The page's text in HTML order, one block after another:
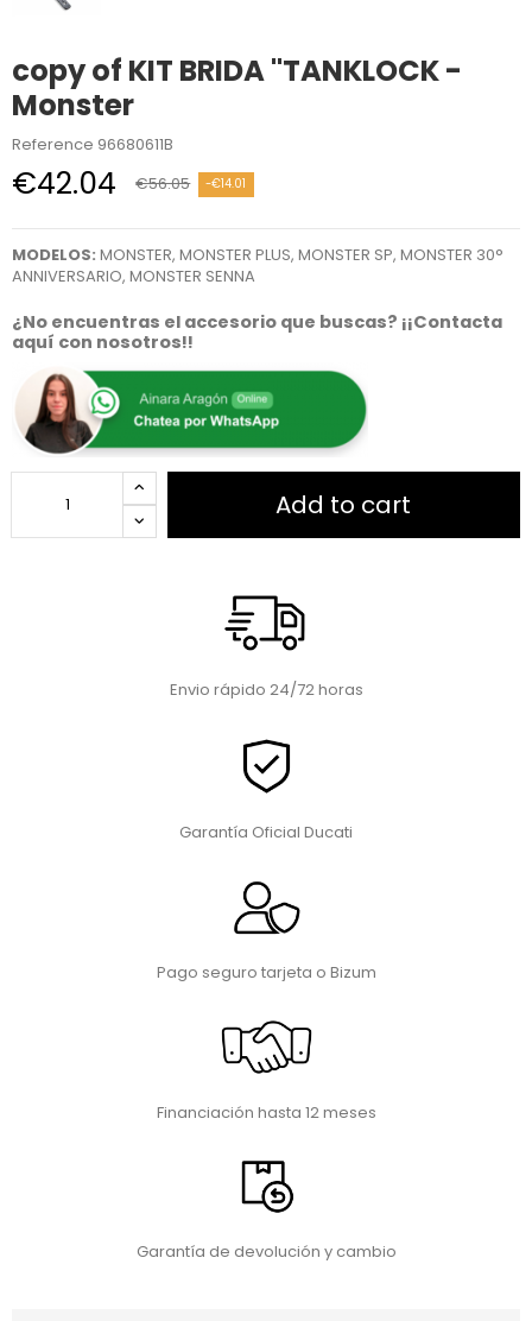
copy of KIT BRIDA "TANKLOCK -
Monster
Reference 96680611B
€42.04 €56.05 -€14.01
MODELOS: MONSTER, MONSTER PLUS, MONSTER SP, MONSTER 30°
ANNIVERSARIO, MONSTER SENNA
¿No encuentras el accesorio que buscas? ¡¡Contacta
aquí con nosotros!!
Add to cart
Envio rápido 24/72 horas
Garantía Oficial Ducati
Pago seguro tarjeta o Bizum
Financiación hasta 12 meses
Garantía de devolución y cambio